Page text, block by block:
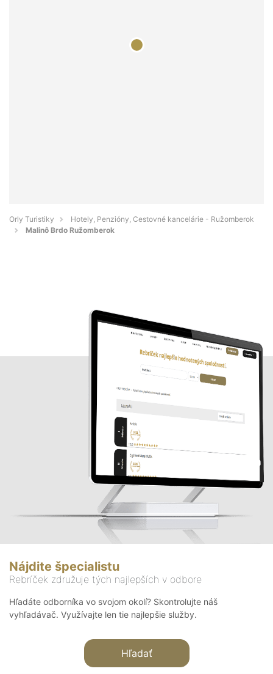
Orly Turistiky
Hotely, Penzióny, Cestovné kancelárie - Ružomberok
Malinô Brdo Ružomberok
Nájdite špecialistu
Rebríček združuje tých najlepších v odbore
Hľadáte odborníka vo svojom okolí? Skontrolujte náš
vyhľadávač. Využívajte len tie najlepšie služby.
Hľadať